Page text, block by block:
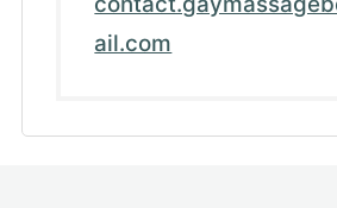
ail.com